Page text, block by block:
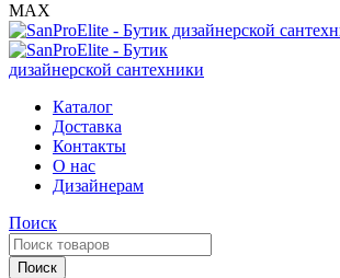
MAX
Каталог
Доставка
Контакты
О нас
Дизайнерам
Поиск
Поиск